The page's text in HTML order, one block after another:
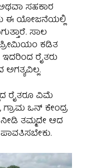
ಸಹಕಾರ
ಈ ಯೋಜನೆಯಲ್ಲಿ
ಸಾಲ
ಕಡಿತ
ರೈತರು
ರೈತರೂ ವಿಮೆ
ಒನ್ ಕೇಂದ್ರ
ತಮ್ಮದೇ ಆದ